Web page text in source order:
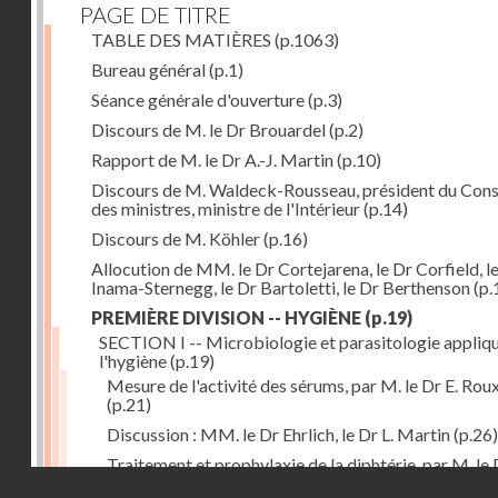
PAGE DE TITRE
TABLE DES MATIÈRES (p.1063)
Bureau général(p.1)
Séance générale d'ouverture(p.3)
Discours de M. le Dr Brouardel(p.2)
Rapport de M. le Dr A.-J. Martin(p.10)
Discours de M. Waldeck-Rousseau, président du
des ministres, ministre de l'Intérieur(p.14)
Discours de M. Köhler(p.16)
Allocution de MM. le Dr Cortejarena, le Dr Corfield,
Inama-Sternegg, le Dr Bartoletti, le Dr Berthenson
PREMIÈRE DIVISION -- HYGIÈNE (p.19)
SECTION I -- Microbiologie et parasitologie
l'hygiène(p.19)
Mesure de l'activité des sérums, par M. le Dr E.
(p.21)
Discussion : MM. le Dr Ehrlich, le Dr L. Martin(p.26)
Traitement et prophylaxie de la diphtérie, par M. le